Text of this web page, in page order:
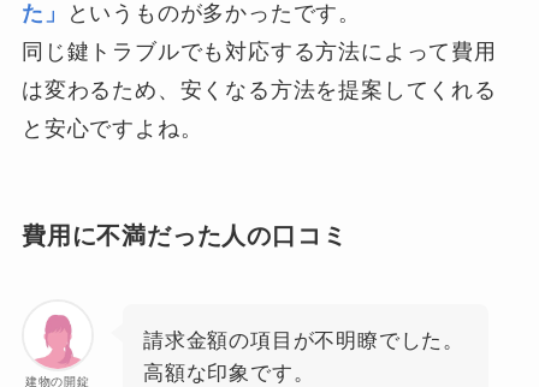
た」
というものが多かったです。
同じ鍵トラブルでも対応する方法によって費用
は変わるため、安くなる方法を提案してくれる
と安心ですよね。
費用に不満だった人の口コミ
建物の開錠
請求金額の項目が不明瞭でした。
高額な印象です。